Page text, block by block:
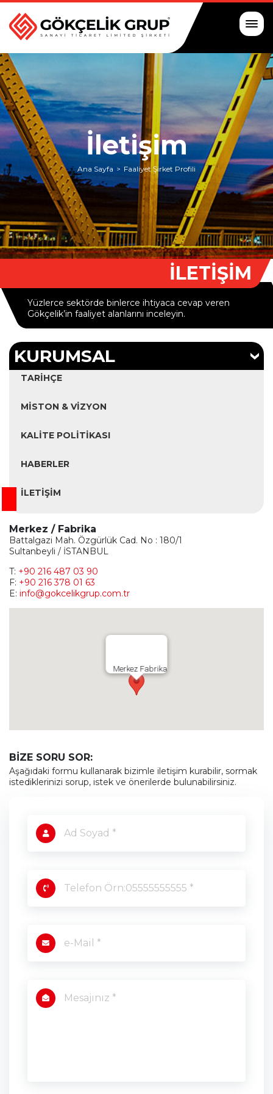
İletişim
Ana Sayfa Faaliyet Şirket Profili
İLETIŞIM
Yüzlerce sektörde binlerce ihtiyaca cevap veren
Gökçelik’in faaliyet alanlarını inceleyin.
KURUMSAL
TARIHÇE
MISTON & VIZYON
KALITE POLITIKASI
HABERLER
İLETIŞIM
Merkez / Fabrika
Battalgazi Mah. Özgürlük Cad. No : 180/1
Sultanbeyli / İSTANBUL
T: +90 216 487 03 90
F: +90 216 378 01 63
E: info@gokcelikgrup.com.tr
Merkez Fabrika
BİZE SORU SOR:
Aşağıdaki formu kullanarak bizimle iletişim kurabilir, sormak
istediklerinizi sorup, istek ve önerilerde bulunabilirsiniz.